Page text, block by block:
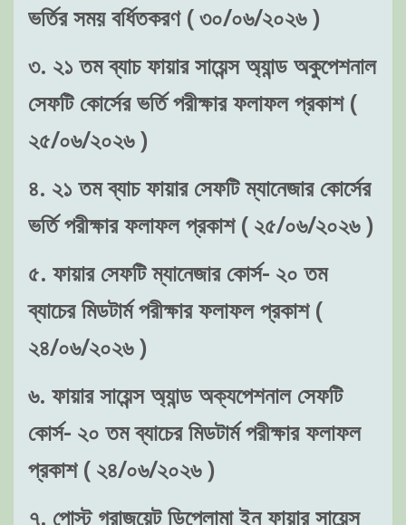
ভর্তির সময় বর্ধিতকরণ ( ৩০/০৬/২০২৬ )
৩. ২১ তম ব্যাচ ফায়ার সায়েন্স অ্যান্ড অকুপেশনাল
সেফটি কোর্সের ভর্তি পরীক্ষার ফলাফল প্রকাশ (
২৫/০৬/২০২৬ )
৪. ২১ তম ব্যাচ ফায়ার সেফটি ম্যানেজার কোর্সের
ভর্তি পরীক্ষার ফলাফল প্রকাশ ( ২৫/০৬/২০২৬ )
৫. ফায়ার সেফটি ম্যানেজার কোর্স- ২০ তম
ব্যাচের মিডটার্ম পরীক্ষার ফলাফল প্রকাশ (
২৪/০৬/২০২৬ )
৬. ফায়ার সায়েন্স অ্যান্ড অক্যপেশনাল সেফটি
কোর্স- ২০ তম ব্যাচের মিডটার্ম পরীক্ষার ফলাফল
প্রকাশ ( ২৪/০৬/২০২৬ )
৭. পোস্ট গ্রাজুয়েট ডিপ্লোমা ইন ফায়ার সায়েন্স